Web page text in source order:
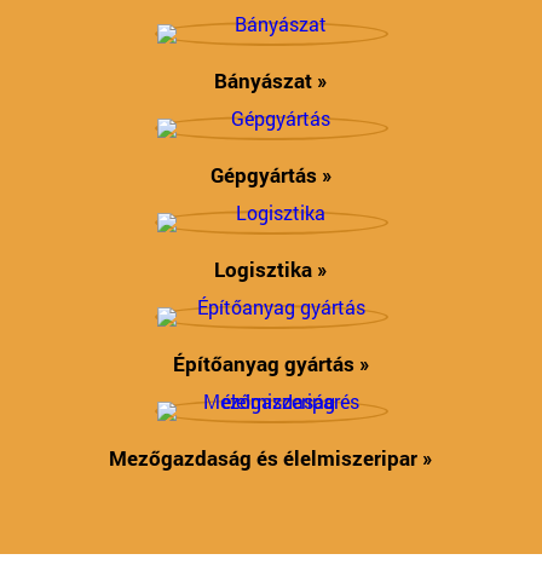
Bányászat »
Gépgyártás »
Logisztika »
Építőanyag gyártás »
Mezőgazdaság és élelmiszeripar »